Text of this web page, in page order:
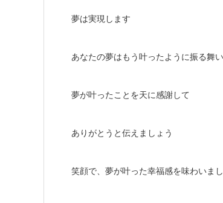
夢は実現します
あなたの夢はもう叶ったように振る舞
夢が叶ったことを天に感謝して
ありがとうと伝えましょう
笑顔で、夢が叶った幸福感を味わいま